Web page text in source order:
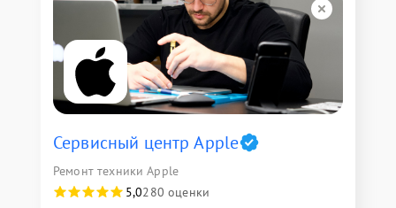
Сервисный центр Apple
Ремонт техники Apple
5,0280 оценки